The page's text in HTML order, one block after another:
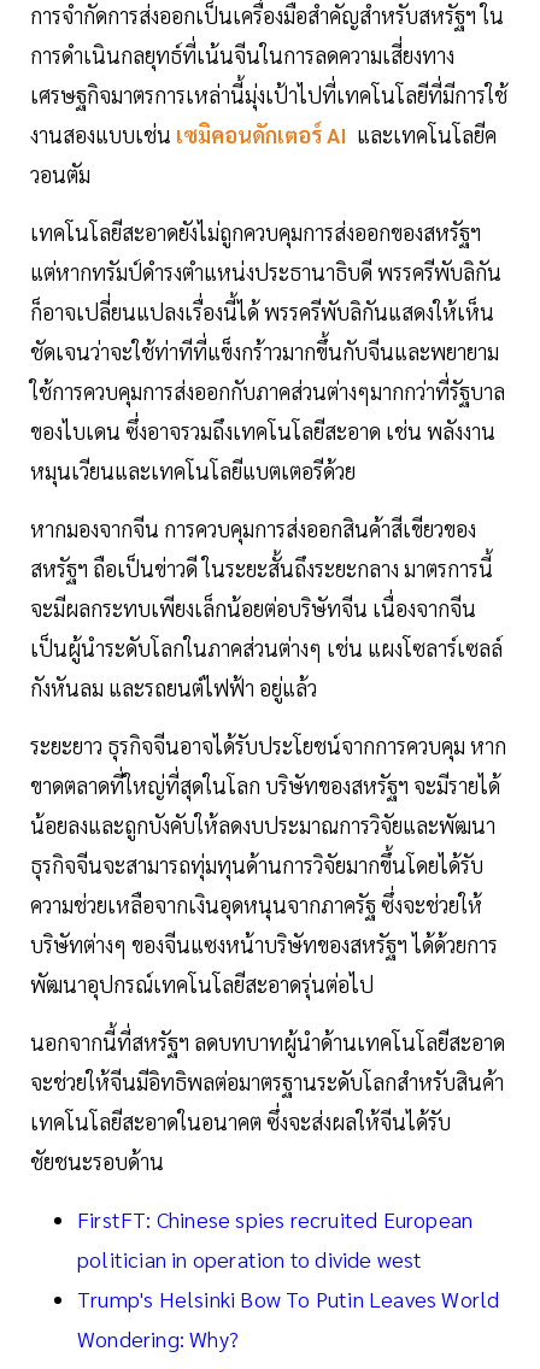
การจำกัดการส่งออกเป็นเครื่องมือสำคัญสำหรับสหรัฐฯ ใน
การดำเนินกลยุทธ์ที่เน้นจีนในการลดความเสี่ยงทาง
เศรษฐกิจมาตรการเหล่านี้มุ่งเป้าไปที่เทคโนโลยีที่มีการใช้
งานสองแบบเช่น เซมิคอนดักเตอร์ AI และเทคโนโลยีค
วอนตัม
เทคโนโลยีสะอาดยังไม่ถูกควบคุมการส่งออกของสหรัฐฯ
แต่หากทรัมป์ดำรงตำแหน่งประธานาธิบดี พรรครีพับลิกัน
ก็อาจเปลี่ยนแปลงเรื่องนี้ได้ พรรครีพับลิกันแสดงให้เห็น
ชัดเจนว่าจะใช้ท่าทีที่แข็งกร้าวมากขึ้นกับจีนและพยายาม
ใช้การควบคุมการส่งออกกับภาคส่วนต่างๆมากกว่าที่รัฐบาล
ของไบเดน ซึ่งอาจรวมถึงเทคโนโลยีสะอาด เช่น พลังงาน
หมุนเวียนและเทคโนโลยีแบตเตอรีด้วย
หากมองจากจีน การควบคุมการส่งออกสินค้าสีเขียวของ
สหรัฐฯ ถือเป็นข่าวดี ในระยะสั้นถึงระยะกลาง มาตรการนี้
จะมีผลกระทบเพียงเล็กน้อยต่อบริษัทจีน เนื่องจากจีน
เป็นผู้นำระดับโลกในภาคส่วนต่างๆ เช่น แผงโซลาร์เซลล์
กังหันลม และรถยนต์ไฟฟ้า อยู่แล้ว
ระยะยาว ธุรกิจจีนอาจได้รับประโยชน์จากการควบคุม หาก
ขาดตลาดที่ใหญ่ที่สุดในโลก บริษัทของสหรัฐฯ จะมีรายได้
น้อยลงและถูกบังคับให้ลดงบประมาณการวิจัยและพัฒนา
ธุรกิจจีนจะสามารถทุ่มทุนด้านการวิจัยมากขึ้นโดยได้รับ
ความช่วยเหลือจากเงินอุดหนุนจากภาครัฐ ซึ่งจะช่วยให้
บริษัทต่างๆ ของจีนแซงหน้าบริษัทของสหรัฐฯ ได้ด้วยการ
พัฒนาอุปกรณ์เทคโนโลยีสะอาดรุ่นต่อไป
นอกจากนี้ที่สหรัฐฯ ลดบทบาทผู้นำด้านเทคโนโลยีสะอาด
จะช่วยให้จีนมีอิทธิพลต่อมาตรฐานระดับโลกสำหรับสินค้า
เทคโนโลยีสะอาดในอนาคต ซึ่งจะส่งผลให้จีนได้รับ
ชัยชนะรอบด้าน
FirstFT: Chinese spies recruited European
politician in operation to divide west
Trump's Helsinki Bow To Putin Leaves World
Wondering: Why?